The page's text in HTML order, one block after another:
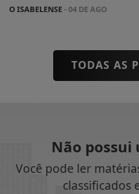
O ISABELENSE- 04 DE AGO
TODAS AS
Não possui
Você pode ler
classificados